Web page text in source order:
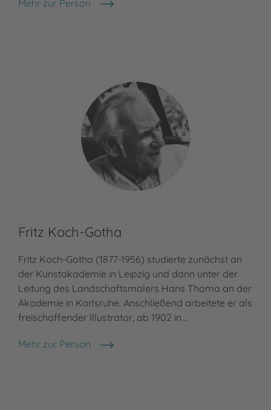
Mehr zur Person
Albert Sixtus
Fritz Koch-Gotha
Fritz Koch-Gotha (1877-1956) studierte zunächst an
der Kunstakademie in Leipzig und dann unter der
Leitung des Landschaftsmalers Hans Thoma an der
Akademie in Karlsruhe. Anschließend arbeitete er als
freischaffender Illustrator, ab 1902 in…
Mehr zur Person
Fritz Koch-Gotha